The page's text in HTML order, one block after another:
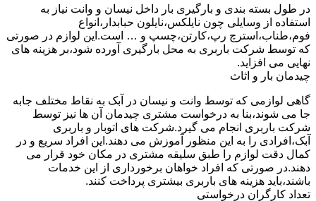
در طول بسته بندی و بارگیری بار داخل نیسان و وانت نیاز به
استفاده از وسایلی چون نایلکس،نایلون حبابدار،انواع
فوم،طناب،استرچ رپ،کارتن،چسپ و … است.این لوازم در صورتی
که توسط شرکت باربری به محل بارگیری آورده شود،بر هزینه های
نهایی می افزاید.
چیدمان بار و اثاث
گاهی لوازمی که توسط وانت و نیسان در آبک به نقاط مختلف جابه
جا می شوند،بنا به درخواست مشتری چیدمان آن ها نیز توسط
شرکت باربری انجام می گیرد.شرکت های اتوبار و باربری
آبک،افرادی را به این منظور آموزش می دهند.این افراد سریع و در
کمال دقت لوازم را طبق سلیقه مشتری در مکان خود قرار می
دهند.در صورتی که افراد خواهان برخورداری از این خدمات
باشند،باید هزینه های باربری بیشتری پرداخت کنند.
تعداد کارگران درخواستی